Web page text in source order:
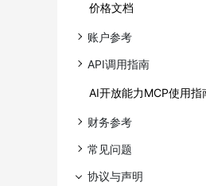
价格文档
账户参考
API调用指南
AI开放能力MCP使用指
财务参考
常见问题
协议与声明